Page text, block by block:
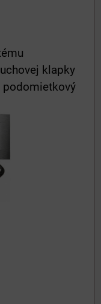
klapky
podomietkový